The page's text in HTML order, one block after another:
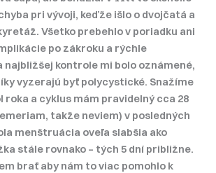
pri vývoji, keďže išlo o dvojčatá a
Všetko prebehlo v poriadku ani
po zákroku a rýchle
najbližšej kontrole mi bolo oznámené,
vyzerajú byť polycystické. Snažíme
roka a cyklus mám pravidelný cca 28
takže neviem) v posledných
menštruácia oveľa slabšia ako
stále rovnako – tých 5 dní približne.
brať aby nám to viac pomohlo k